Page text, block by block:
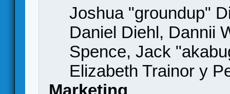
Joshua "groundup"
Daniel Diehl, Dannii
Spence, Jack
Elizabeth Trainor y
Marketing